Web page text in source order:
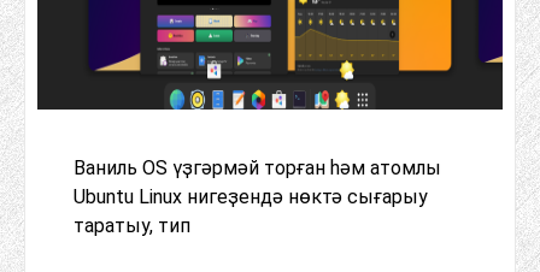
Ваниль OS үҙгәрмәй торған һәм атомлы
Ubuntu Linux нигеҙендә нөктә сығарыу
таратыу, тип